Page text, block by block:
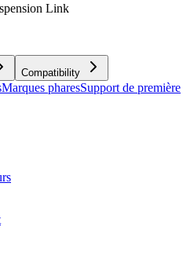
Link
Compatibility
Marques pharesSupport de première